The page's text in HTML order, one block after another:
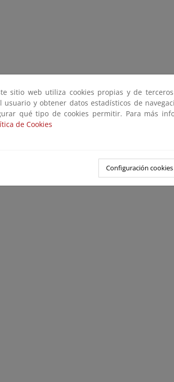
sitio web utiliza cookies propias y de
y obtener datos estadísticos de
qué tipo de cookies permitir. Para más
de Cookies
Configuración cookies